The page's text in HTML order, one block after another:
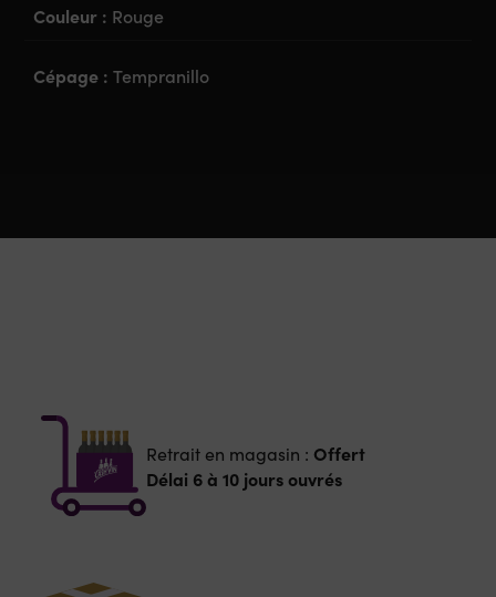
Couleur : Rouge
Cépage :Tempranillo
Retrait en magasin : Offert
Délai 6 à 10 jours ouvrés